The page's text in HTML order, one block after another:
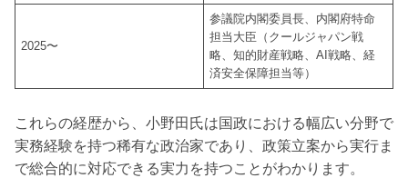
2025〜
参議院内閣委員長、内閣府特命
担当大臣（クールジャパン戦
略、知的財産戦略、AI戦略、経
済安全保障担当等）
これらの経歴から、小野田氏は国政における幅広い分野で
実務経験を持つ稀有な政治家であり、政策立案から実行ま
で総合的に対応できる実力を持つことがわかります。